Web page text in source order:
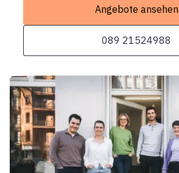
Angebote ansehen
089 21524988